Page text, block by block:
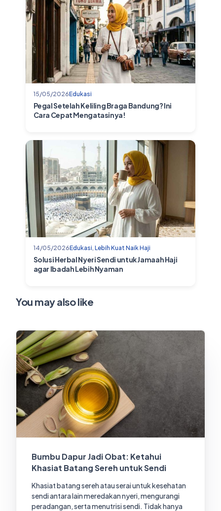
15/05/2026Edukasi
Pegal Setelah Keliling Braga Bandung? Ini
Cara Cepat Mengatasinya!
14/05/2026Edukasi Lebih Kuat Naik Haji
Solusi Herbal Nyeri Sendi untuk Jamaah Haji
agar Ibadah Lebih Nyaman
You may also like
Bumbu Dapur Jadi Obat: Ketahui
Khasiat Batang Sereh untuk Sendi
Khasiat batang sereh atau serai untuk kesehatan
sendi antara lain meredakan nyeri, mengurangi
peradangan, serta menutrisi sendi. Tidak hanya